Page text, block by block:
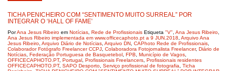
TICHA PENICHEIRO COM “SENTIMENTO MUITO SURREAL” POR
INTEGRAR O ‘HALL OF FAME’
PorAna Jesus Ribeiro em Notícias Rede de Profissionais Etiqueta "V" Ana Jesus Ribeiro
Ana Jesus Ribeiro implementada em www.officecaphoto.pt a 9 JUN.2018 Arquivo Ana
Jesus Ribeiro Arquivo Diário de Notícias Arquivo DN CAPhoto Rede de Profissionais
Colaborador Fotógrafo Freelancer CCPJ Colaboradora Fotojornalista Freelancer, Diário de
Notícias Federação Portuguesa de Basquetebol FPB Município de Vagos
OFFICECAPHOTO.PT, Portugal Profissionais Freelancers Profissionais residentes
OFFICECAPHOTO.PT, SAPO Desporto Serviço profissional de fotografia
Ticha